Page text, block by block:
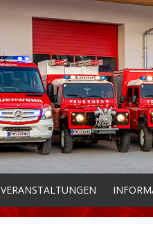
VERANSTALTUNGEN